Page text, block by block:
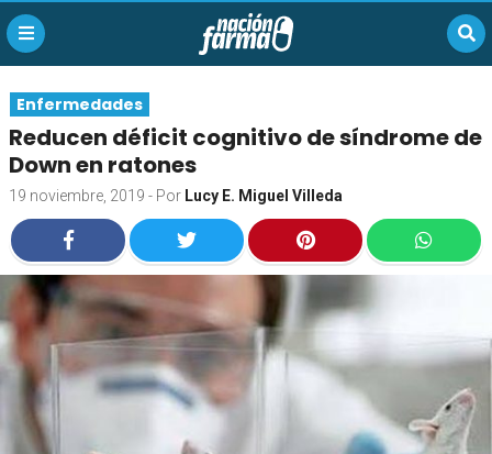
Enfermedades
Reducen déficit cognitivo de síndrome de
Down en ratones
19 noviembre, 2019 - Por Lucy E. Miguel Villeda